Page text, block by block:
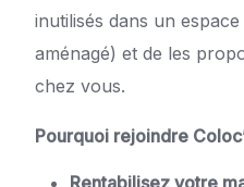
inutilisés dans un
aménagé) et de les
chez vous.
Pourquoi rejoindre
Rentabilisez votre